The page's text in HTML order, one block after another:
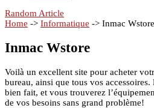
Random Article
Home -> Informatique -> Inmac Wstore
Inmac Wstore
Voilà un excellent site pour acheter
bureau, ainsi que tous vos accessoires.
bien fait, et vous trouverez
de vos besoins sans grand problème!